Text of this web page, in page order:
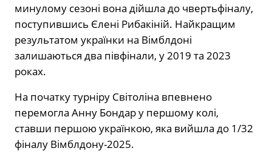
минулому сезоні вона дійшла до чвертьфіналу,
поступившись Єлені Рибакіній. Найкращим
результатом українки на Вімблдоні
залишаються два півфінали, у 2019 та 2023
роках.
На початку турніру Світоліна впевнено
перемогла Анну Бондар у першому колі,
ставши першою українкою, яка вийшла до 1/32
фіналу Вімблдону-2025.